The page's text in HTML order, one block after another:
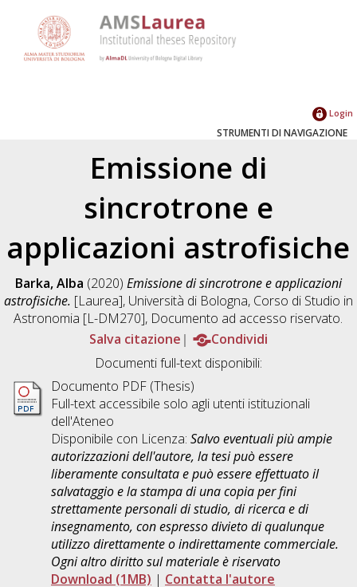
Login
STRUMENTI DI NAVIGAZIONE
Emissione di
sincrotrone e
applicazioni astrofisiche
Barka, Alba (2020) Emissione di sincrotrone e applicazioni
astrofisiche. [Laurea], Università di Bologna, Corso di Studio in
Astronomia [L-DM270], Documento ad accesso riservato.
Salva citazione
Condividi
Documenti full-text disponibili:
Documento PDF (Thesis)
Full-text accessibile solo agli utenti istituzionali
dell'Ateneo
Disponibile con Licenza: Salvo eventuali più ampie
autorizzazioni dell'autore, la tesi può essere
liberamente consultata e può essere effettuato il
salvataggio e la stampa di una copia per fini
strettamente personali di studio, di ricerca e di
insegnamento, con espresso divieto di qualunque
utilizzo direttamente o indirettamente commerciale.
Ogni altro diritto sul materiale è riservato
Download (1MB) | Contatta l'autore